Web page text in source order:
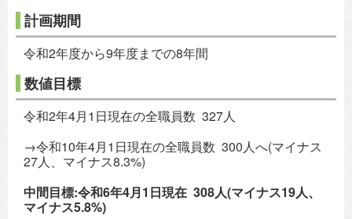
計画期間
令和2年度から9年度までの8年間
数値目標
令和2年4月1日現在の全職員数 327人
→令和10年4月1日現在の全職員数 300人へ(マイナス
27人、マイナス8.3%)
中間目標:令和6年4月1日現在 308人(マイナス19人、
マイナス5.8%)